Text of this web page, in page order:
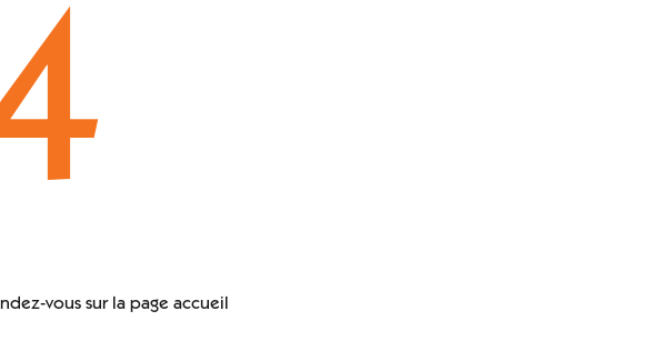
vous sur la page accueil